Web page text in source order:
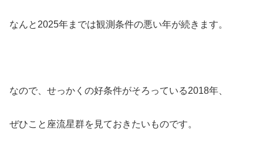
なんと2025年までは観測条件の悪い年が続きます。
なので、せっかくの好条件がそろっている2018年、
ぜひこと座流星群を見ておきたいものです。